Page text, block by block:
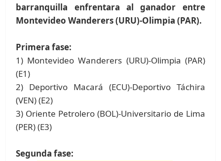
barranquilla enfrentara al ganador entre
Montevideo Wanderers (URU)-Olimpia (PAR).
Primera fase:
1) Montevideo Wanderers (URU)-Olimpia (PAR)
(E1)
2) Deportivo Macará (ECU)-Deportivo Táchira
(VEN) (E2)
3) Oriente Petrolero (BOL)-Universitario de Lima
(PER) (E3)
Segunda fase: